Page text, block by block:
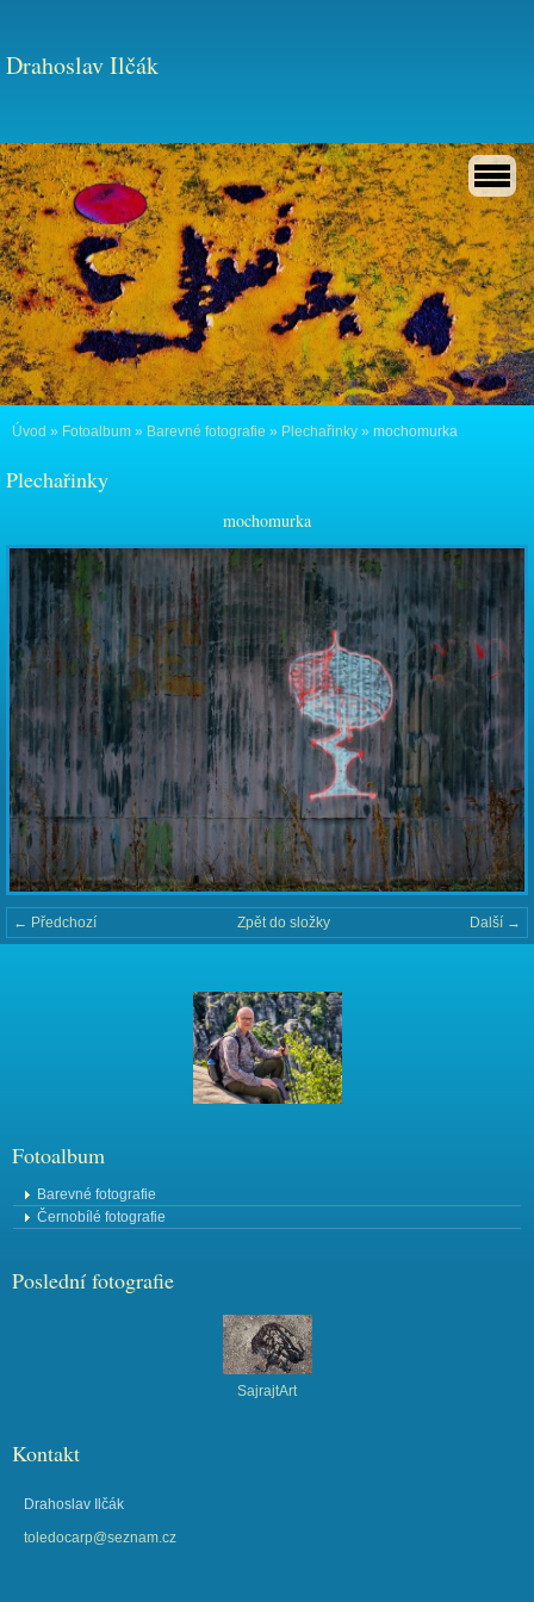
Drahoslav Ilčák
Úvod » Fotoalbum » Barevné fotografie » Plechařinky » mochomurka
Plechařinky
mochomurka
← Předchozí Další →
Zpět do složky
Fotoalbum
Barevné fotografie
Černobílé fotografie
Poslední fotografie
SajrajtArt
Kontakt
Drahoslav Ilčák
toledocarp@seznam.cz